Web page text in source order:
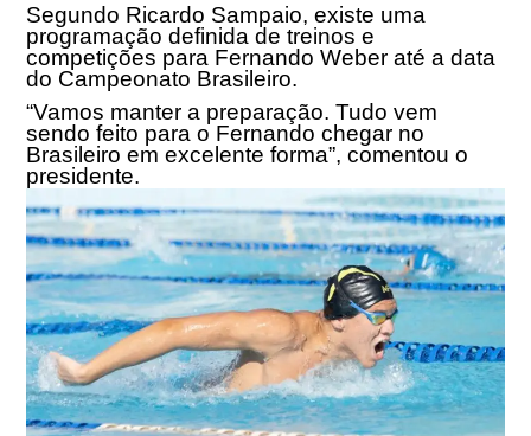
Segundo Ricardo Sampaio, existe uma
programação definida de treinos e
competições para Fernando Weber até a data
do Campeonato Brasileiro.
“Vamos manter a preparação. Tudo vem
sendo feito para o Fernando chegar no
Brasileiro em excelente forma”, comentou o
presidente.